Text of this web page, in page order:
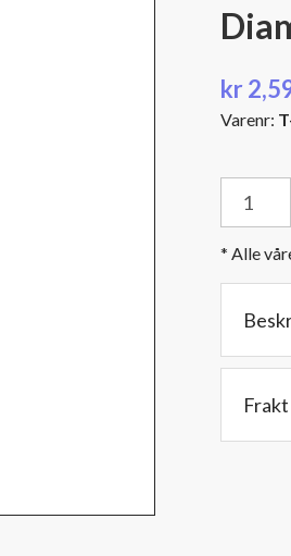
kr
Varenr:
1/2"
mm.)
BSPT
-
* Alle